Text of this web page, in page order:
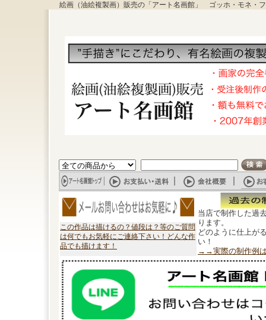
絵画（油絵複製画）販売の「アート名画館」 ゴッホ・モネ・
この作品は描けるの？値段は？等のご質問
は何でもお気軽にご連絡下さい！どんな作
品でも描けます！
当店で制作した過
ります。
どのように仕上が
い！
→→実際の制作例